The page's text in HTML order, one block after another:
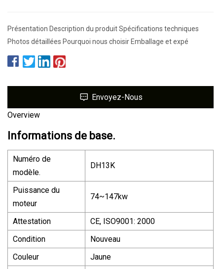
Présentation Description du produit Spécifications techniques
Photos détaillées Pourquoi nous choisir Emballage et expé
Envoyez-Nous
Overview
Informations de base.
Numéro de
modèle.
DH13K
Puissance du
moteur
74~147kw
Attestation
CE, ISO9001: 2000
Condition
Nouveau
Couleur
Jaune